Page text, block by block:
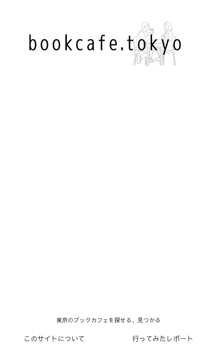
東京のブックカフェを探せる、見つかる
このサイトについて 行ってみたレポート